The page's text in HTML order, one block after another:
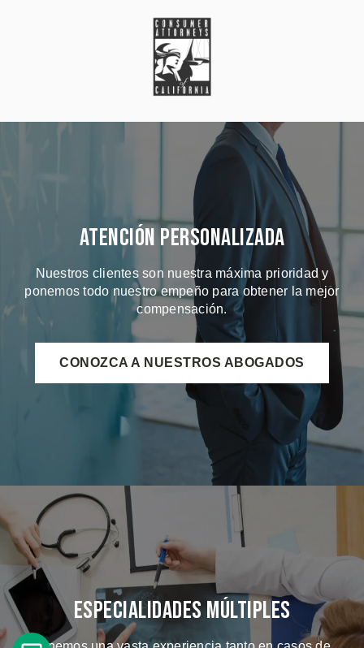
Atención Personalizada
Nuestros clientes son nuestra máxima prioridad y
ponemos todo nuestro empeño para obtener la mejor
compensación.
CONOZCA A NUESTROS ABOGADOS
Especialidades Múltiples